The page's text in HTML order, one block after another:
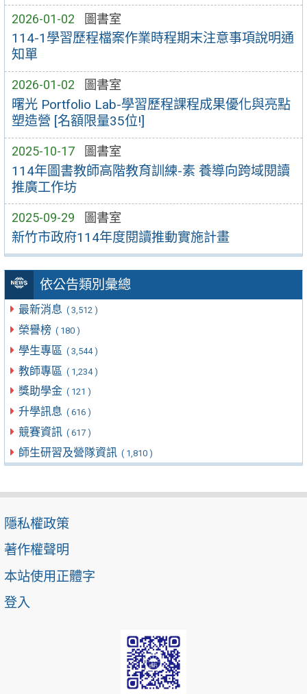
2026-01-02 圖書室
114-1學習歷程檔案作業時程期末注意事項說明通
知單
2026-01-02 圖書室
曙光 Portfolio Lab-學習歷程課程成果優化與亮點
塑造營 [名額限量35位!]
2025-10-17 圖書室
114年圖書教師高階教育訓練-素 養導向跨域閱讀
推廣工作坊
2025-09-29 圖書室
新竹市政府114年度閱讀推動實施計畫
依公告類別彙總
最新消息 ( 3,512 )
榮譽榜 ( 180 )
學生專區 ( 3,544 )
教師專區 ( 1,234 )
獎助學金 ( 121 )
升學訊息 ( 616 )
競賽資訊 ( 617 )
師生研習及營隊資訊 ( 1,810 )
隱私權政策
著作權聲明
本站使用正體字
登入